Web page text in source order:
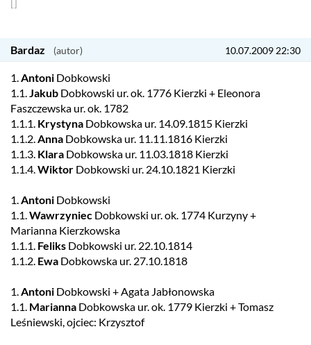
Bardaz 10.07.2009 22:30
1.Antoni Dobkowski
1.1.Jakub Dobkowski ur. ok. 1776 Kierzki + Eleonora
Faszczewska ur. ok. 1782
1.1.1. Krystyna Dobkowska ur. 14.09.1815 Kierzki
1.1.2.Anna Dobkowska ur. 11.11.1816 Kierzki
1.1.3. Klara Dobkowska ur. 11.03.1818 Kierzki
1.1.4.Wiktor Dobkowski ur. 24.10.1821 Kierzki
1.Antoni Dobkowski
1.1.Wawrzyniec Dobkowski ur. ok. 1774 Kurzyny +
Marianna Kierzkowska
1.1.1. Feliks Dobkowski ur. 22.10.1814
1.1.2. Ewa Dobkowska ur. 27.10.1818
1.Antoni Dobkowski + Agata Jabłonowska
1.1. Marianna Dobkowska ur. ok. 1779 Kierzki + Tomasz
Leśniewski, ojciec: Krzysztof